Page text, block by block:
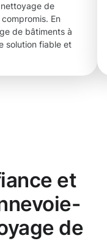
de
En
de bâtiments à
solution fiable et
et
de